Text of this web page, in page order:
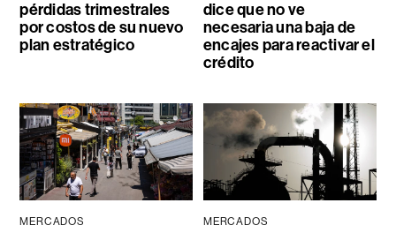
pérdidas trimestrales
por costos de su nuevo
plan estratégico
dice que no ve
necesaria una baja de
encajes para reactivar el
crédito
MERCADOS MERCADOS